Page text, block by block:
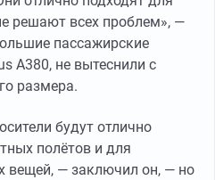
решают всех проблем», —
пассажирские
A380, не вытеснили с
размера.
будут отлично
полётов и для
вещей, — заключил он, — но